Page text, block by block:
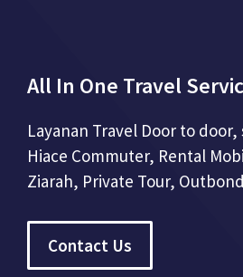
All In One Travel
Layanan Travel Door to door,
Hiace Commuter, Rental
Ziarah, Private Tour,
Contact Us